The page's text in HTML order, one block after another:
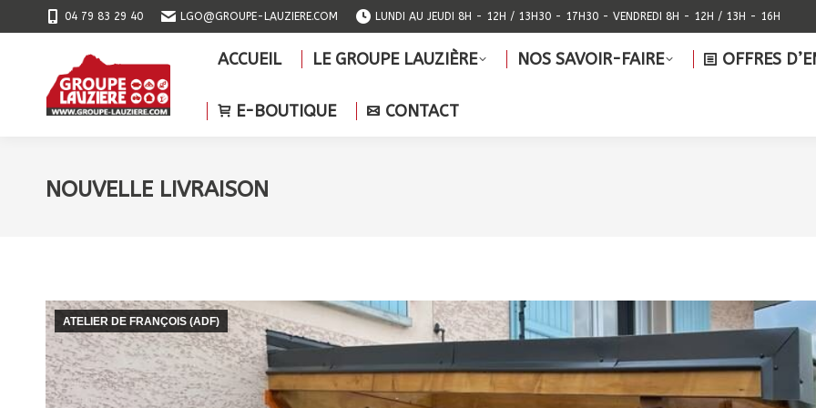
04 79 83 29 40 LGO@GROUPE-LAUZIERE.COM LUNDI AU JEUDI 8H - 12H / 13H30 - 17H30 - VENDREDI 8H - 12H / 13H - 16H
ACCUEIL LE GROUPE LAUZIÈRE NOS SAVOIR-FAIRE OFFRES
E-BOUTIQUE CONTACT
NOUVELLE LIVRAISON
ATELIER DE FRANÇOIS (ADF)
ACCUEIL LE GROUPE LAUZIÈRE NOS SAVOIR-FAIRE OFFRES